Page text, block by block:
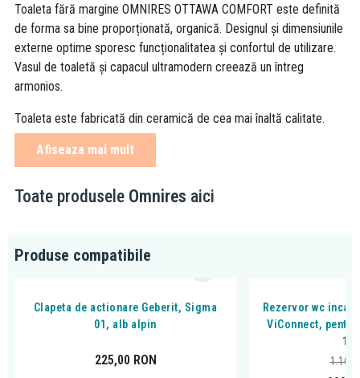
Toaleta fără margine OMNIRES OTTAWA COMFORT este definită
de forma sa bine proporționată, organică. Designul și dimensiunile
externe optime sporesc funcționalitatea și confortul de utilizare.
Vasul de toaletă și capacul ultramodern creează un întreg
armonios.
Toaleta este fabricată din ceramică de cea mai înaltă calitate.
White gloss este un finisaj clasic cu o suprafață strălucitoare care
reflectă în mod natural lumina.
lungime: 54 cm
formă fără margine
sistem clip-off
Afiseaza mai mult
Toate produsele Omnires aici
Produse compatibile
Clapeta de actionare Geberit, Sigma
01, alb alpin
225,00 RON
Rezervor wc
ViConnect,